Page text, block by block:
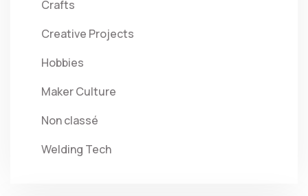
Crafts
Creative Projects
Hobbies
Maker Culture
Non classé
Welding Tech